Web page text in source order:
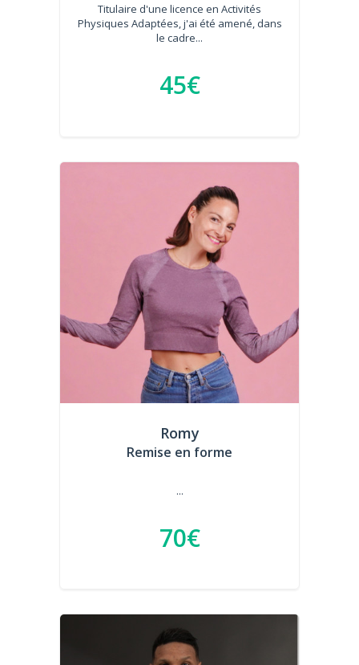
Titulaire d'une licence en Activités
Physiques Adaptées, j'ai été amené, dans
le cadre...
45€
Romy
Remise en forme
...
70€